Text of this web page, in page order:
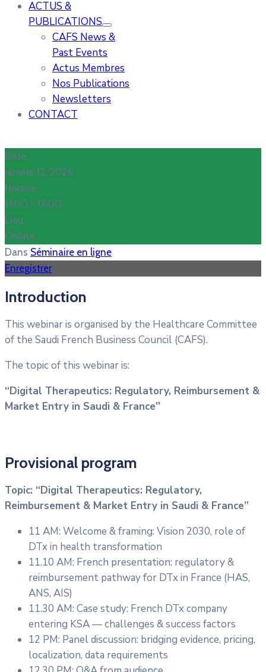
ACTUS &
PUBLICATIONS
CAFS News &
Past Events
Actus Membres
Nos Publications
Newsletters
CONTACT
Date
janvier 12, 2026
Horaire
11:00 - 13:00
Lieu
Online
Dans Séminaire en ligne
Enregistrer
Introduction
This webinar is organised by the Healthcare Committee
of the Saudi French Business Council (CAFS).
The topic of this webinar is:
“Digital Therapeutics: Regulatory, Reimbursement &
Market Entry in Saudi & France”
Provisional program
Topic: “Digital Therapeutics: Regulatory,
Reimbursement & Market Entry in Saudi & France”
11 AM: Welcome & framing: Vision 2030, role of
DTx in health transformation
11.10 AM: French presentation: regulatory &
reimbursement pathway for DTx in France (HAS,
ANS, AIS)
11.30 AM: Case study: French DTx company
entering KSA — challenges & success factors
12 PM: Panel discussion: bridging evidence, pricing,
localization, data requirements